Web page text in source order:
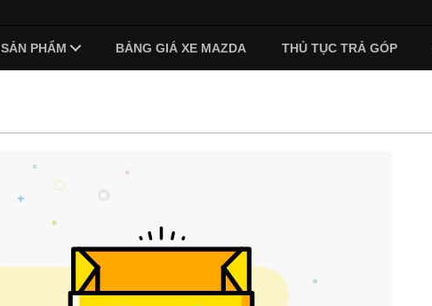
SẢN PHẨM BẢNG GIÁ XE MAZDA THỦ TỤC TRẢ GÓP